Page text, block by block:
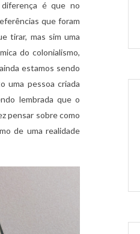
é que no
que foram
tirar, mas sim uma
do colonialismo,
estamos sendo
uma pessoa criada
lembrada que o
pensar sobre como
de uma realidade